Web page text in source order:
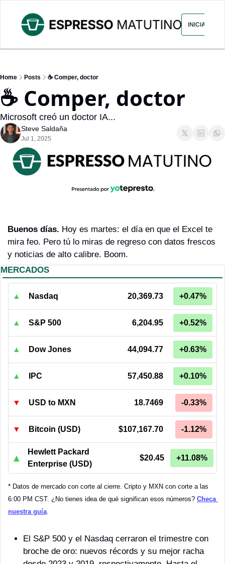
ARCHIVO ANUNCIA CON
INICIAR
Home Posts ☕ Comper, doctor
☕ Comper, doctor
Microsoft creó un doctor IA...
Steve Saldaña
Jul 1, 2025
Buenos días. Hoy es martes: el día en que el Excel te
mira feo. Pero tú lo miras de regreso con datos frescos
y noticias de alto calibre. Boom.
MERCADOS
▲ Nasdaq 20,369.73 +0.47%
▲ S&P 500 6,204.95 +0.52%
▲ Dow Jones 44,094.77 +0.63%
▲ IPC 57,450.88 +0.10%
▼ USD to MXN 18.7469 -0.33%
▼ Bitcoin (USD) $107,167.70 -1.12%
▲
Hewlett Packard
Enterprise (USD)
$20.45 +11.08%
* Datos de mercado con corte al cierre. Cripto y MXN con corte a las
6:00 PM CST. ¿No tienes idea de qué significan esos números? Checa
nuestra guía.
El S&P 500 y el Nasdaq cerraron el trimestre con
broche de oro: nuevos récords y su mejor racha